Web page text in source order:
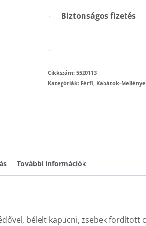
Biztonságos fizetés
Cikkszám:5520113
Kategóriák: Férfi, Kabátok-
További információk
bélelt kapucni, zsebek fordított